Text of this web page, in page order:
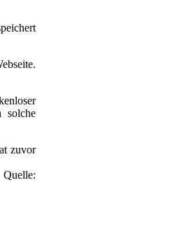
solche
zuvor
Quelle: